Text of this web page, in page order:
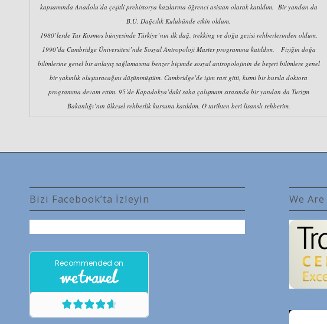
kapsamında Anadolu’da çeşitli prehistorya kazılarına öğrenci asistan olarak katıldım. Bir yandan da
B.Ü. Dağcılık Kulubünde etkin oldum.
1980’lerde Tur Kosmos bünyesinde Türkiye’nin ilk dağ, trekking ve doğa gezisi rehberlerinden oldum.
1990’da Cambridge Üniversitesi’nde Sosyal Antropoloji Master programına katıldım. Fiziğin doğa
bilimlerine genel bir anlayış sağlamasına benzer biçimde sosyal antropolojinin de beşeri bilimlere genel
bir yakınlık oluşturacağını düşünmüştüm. Cambridge’de işim rast gitti, kısmi bir bursla doktora
programına devam ettim. 95’de Kapadokya’daki saha çalışmam sırasında bir yandan da Turizm
Bakanlığı’nın ülkesel rehberlik kursuna katıldım. O tarihten beri lisanslı rehberim.
Bizi Facebook’ta İzleyin We